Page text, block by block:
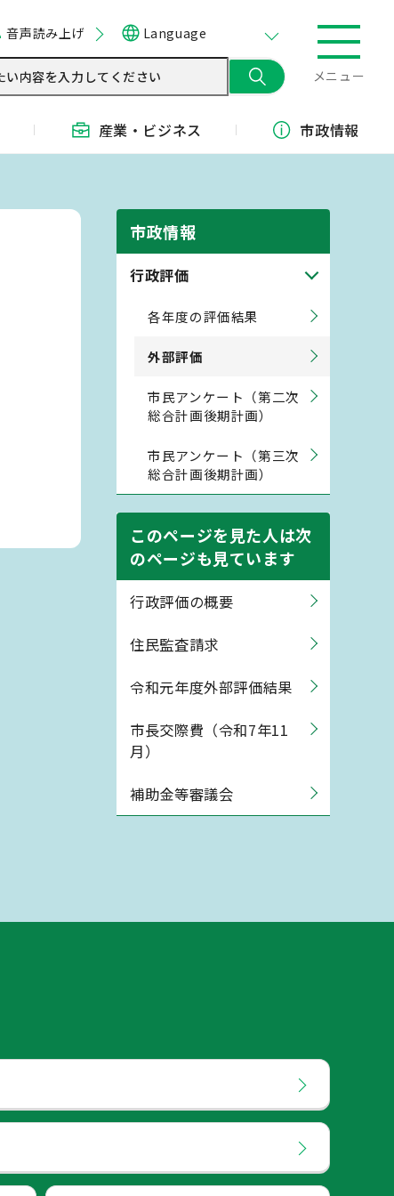
音声読み上げ Language
メニュー
産業・ ビジネス 市政情報
市政情報
行政評価
各年度の評価結果
外部評価
市民アンケート（第二次
総合計画後期計画）
市民アンケート（第三次
総合計画後期計画）
このページを見た人は次
のページも見ています
行政評価の概要
住民監査請求
令和元年度外部評価結果
市長交際費（令和7年11
月）
補助金等審議会